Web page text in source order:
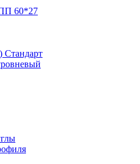
60*27
Стандарт